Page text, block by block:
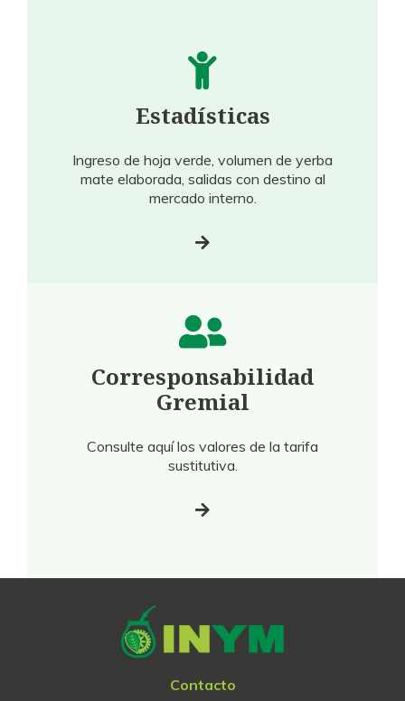
Estadísticas
Ingreso de hoja verde, volumen de yerba
mate elaborada, salidas con destino al
mercado interno.
Corresponsabilidad
Gremial
Consulte aquí los valores de la tarifa
sustitutiva.
Contacto